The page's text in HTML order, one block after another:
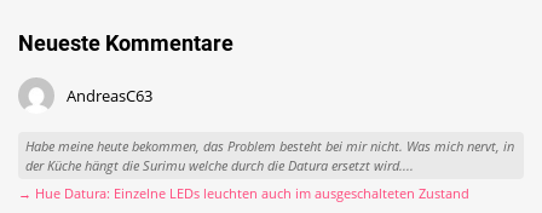
Neueste Kommentare
AndreasC63
Habe meine heute bekommen, das Problem besteht bei mir nicht. Was mich nervt, in
der Küche hängt die Surimu welche durch die Datura ersetzt wird....
→ Hue Datura: Einzelne LEDs leuchten auch im ausgeschalteten Zustand